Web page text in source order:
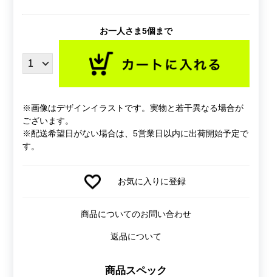
お一人さま5個まで
※画像はデザインイラストです。実物と若干異なる場合が
ございます。
※配送希望日がない場合は、5営業日以内に出荷開始予定で
す。
お気に入りに登録
商品についてのお問い合わせ
返品について
商品スペック